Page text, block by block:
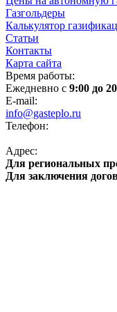
Газгольдеры
Калькулятор
Статьи
Контакты
Карта сайта
Время работы:
Ежедневно с 9:00 до
E-mail:
info@gasteplo.ru
Телефон:
Адрес:
Для региональных
Для заключения